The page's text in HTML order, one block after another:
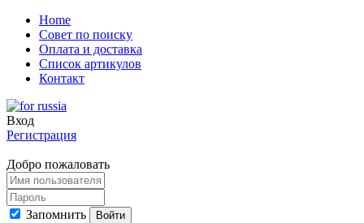
Home
Совет по поиску
Оплата и доставка
Список артикулов
Контакт
Вход
Регистрация
Добро пожаловать
Запомнить